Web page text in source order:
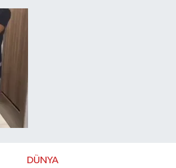
DÜNYA